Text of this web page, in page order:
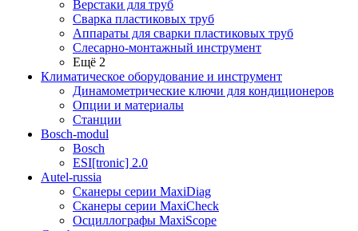
Верстаки для труб
Сварка пластиковых труб
Аппараты для сварки пластиковых труб
Слесарно-монтажный инструмент
Ещё 2
Климатическое оборудование и инструмент
Динамометрические ключи для кондиционеров
Опции и материалы
Станции
Bosch-modul
Bosch
ESI[tronic] 2.0
Autel-russia
Сканеры серии MaxiDiag
Сканеры серии MaxiCheck
Осциллографы MaxiScope